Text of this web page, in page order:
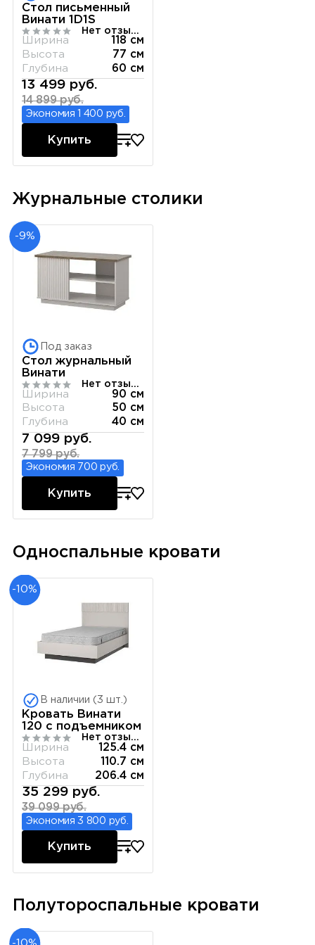
Стол письменный
Винати 1D1S
Нет отзывов
Ширина
118 см
Высота
77 см
Глубина
60 см
13 499 руб.
14 899 руб.
Экономия 1 400 руб.
Купить
Журнальные столики
-9%
Под заказ
Стол журнальный
Винати
Нет отзывов
Ширина
90 см
Высота
50 см
Глубина
40 см
7 099 руб.
7 799 руб.
Экономия 700 руб.
Купить
Односпальные кровати
-10%
В наличии (3 шт.)
Кровать Винати
120 с подъемником
Нет отзывов
Ширина
125.4 см
Высота
110.7 см
Глубина
206.4 см
35 299 руб.
39 099 руб.
Экономия 3 800 руб.
Купить
Полутороспальные кровати
-10%